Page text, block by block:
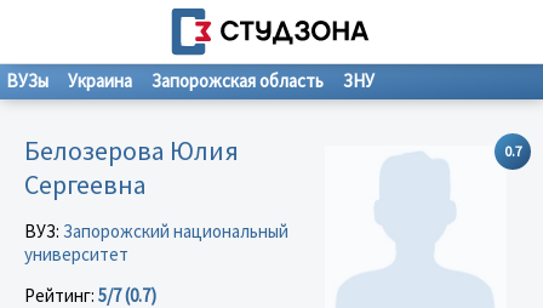
ВУЗы Украина Запорожская область ЗНУ
0.7
Белозерова Юлия
Сергеевна
ВУЗ: Запорожский национальный
университет
Рейтинг: 5/7 (0.7)